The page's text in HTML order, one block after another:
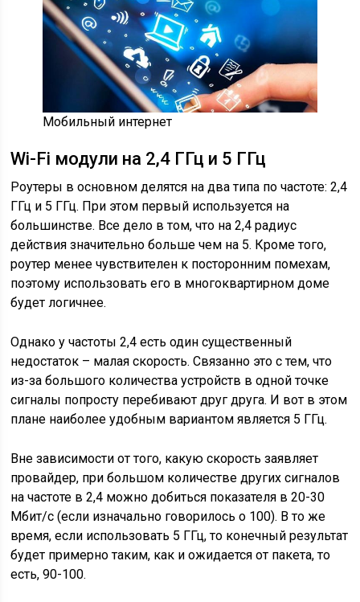
Мобильный интернет
Wi-Fi модули на 2,4 ГГц и 5 ГГц
Роутеры в основном делятся на два типа по частоте: 2,4
ГГц и 5 ГГц. При этом первый используется на
большинстве. Все дело в том, что на 2,4 радиус
действия значительно больше чем на 5. Кроме того,
роутер менее чувствителен к посторонним помехам,
поэтому использовать его в многоквартирном доме
будет логичнее.
Однако у частоты 2,4 есть один существенный
недостаток – малая скорость. Связанно это с тем, что
из-за большого количества устройств в одной точке
сигналы попросту перебивают друг друга. И вот в этом
плане наиболее удобным вариантом является 5 ГГц.
Вне зависимости от того, какую скорость заявляет
провайдер, при большом количестве других сигналов
на частоте в 2,4 можно добиться показателя в 20-30
Мбит/с (если изначально говорилось о 100). В то же
время, если использовать 5 ГГц, то конечный результат
будет примерно таким, как и ожидается от пакета, то
есть, 90-100.